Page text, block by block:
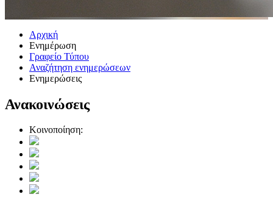
Αρχική
Ενημέρωση
Γραφείο Τύπου
Αναζήτηση ενημερώσεων
Ενημερώσεις
Ανακοινώσεις
Κοινοποίηση: